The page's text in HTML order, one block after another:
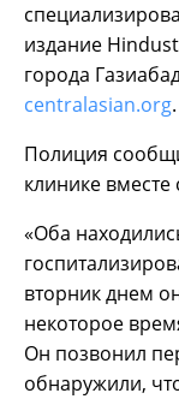
издание
города
centralasian.org.
Полиция
клинике
«Оба
вторник днем
некоторое
Он позвонил
обнаружили,